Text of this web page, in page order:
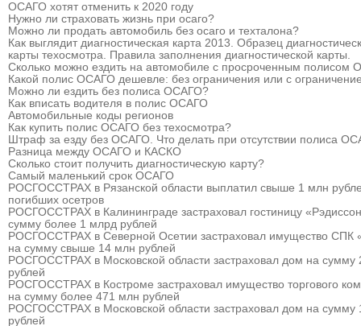
ОСАГО хотят отменить к 2020 году
Нужно ли страховать жизнь при осаго?
Можно ли продать автомобиль без осаго и техталона?
Как выглядит диагностическая карта 2013. Образец
карты техосмотра. Правила заполнения диагностической карты.
Сколько можно ездить на автомобиле с просроченным полисом
Какой полис ОСАГО дешевле: без ограничения или с
Можно ли ездить без полиса ОСАГО?
Как вписать водителя в полис ОСАГО
Автомобильные коды регионов
Как купить полис ОСАГО без техосмотра?
Штраф за езду без ОСАГО. Что делать при отсутствии полиса
Разница между ОСАГО и КАСКО
Сколько стоит получить диагностическую карту?
Самый маленький срок ОСАГО
РОСГОССТРАХ в Рязанской области выплатил свыше 1 млн
погибших осетров
РОСГОССТРАХ в Калининграде застраховал гостиницу
сумму более 1 млрд рублей
РОСГОССТРАХ в Северной Осетии застраховал имущество СПК
на сумму свыше 14 млн рублей
РОСГОССТРАХ в Московской области застраховал дом на сумму
рублей
РОСГОССТРАХ в Костроме застраховал имущество торгового
на сумму более 471 млн рублей
РОСГОССТРАХ в Московской области застраховал дом на сумму
рублей